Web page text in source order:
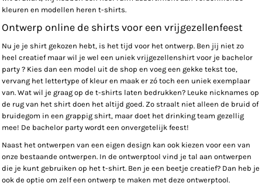
kleuren en modellen heren t-shirts.
Ontwerp online de shirts voor een vrijgezellenfeest
Nu je je shirt gekozen hebt, is het tijd voor het ontwerp. Ben jij niet zo
heel creatief maar wil je wel een uniek vrijgezellenshirt voor je bachelor
party ? Kies dan een model uit de shop en voeg een gekke tekst toe,
vervang het lettertype of kleur en maak er zó toch een uniek exemplaar
van. Wat wil je graag op de t-shirts laten bedrukken? Leuke nicknames op
de rug van het shirt doen het altijd goed. Zo straalt niet alleen de bruid of
bruidegom in een grappig shirt, maar doet het drinking team gezellig
mee! De bachelor party wordt een onvergetelijk feest!
Naast het ontwerpen van een eigen design kan ook kiezen voor een van
onze bestaande ontwerpen. In de ontwerptool vind je tal aan ontwerpen
die je kunt gebruiken op het t-shirt. Ben je een beetje creatief? Dan heb je
ook de optie om zelf een ontwerp te maken met deze ontwerptool.